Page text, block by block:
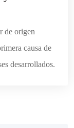
de origen
causa de
desarrollados.